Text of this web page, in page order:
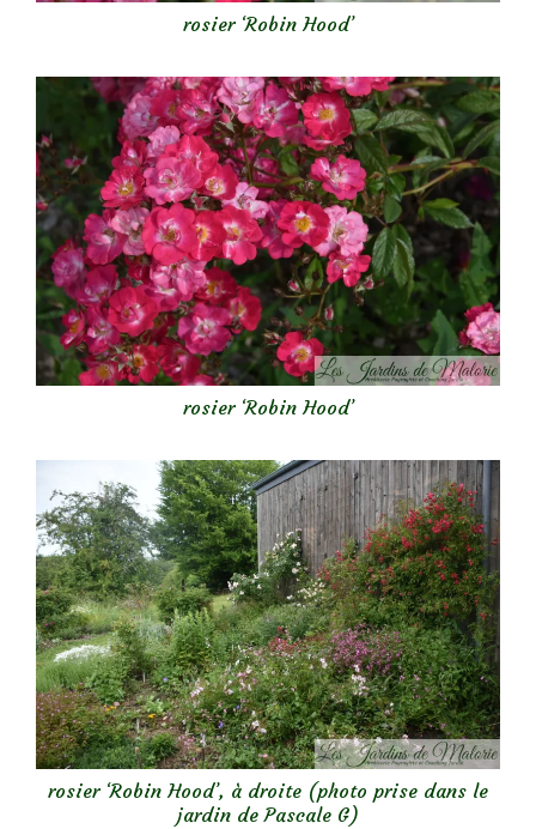
rosier ‘Robin Hood’
rosier ‘Robin Hood’
rosier ‘Robin Hood’, à droite (photo prise dans le
jardin de Pascale G)